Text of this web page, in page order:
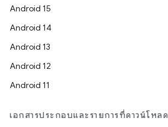
Android 15
Android 14
Android 13
Android 12
Android 11
เอกสารประกอบและรายการที่ดาวน์โหลด